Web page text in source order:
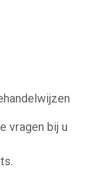
vragen bij u